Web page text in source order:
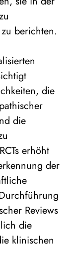
berichten.
die
die
erhöht
der
Reviews
die
klinischen